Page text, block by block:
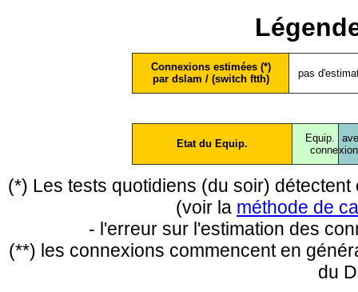
Connexions estimées (*)
par dslam / (switch ftth)
pas
Etat du Equip.
Equip.
conne
(*) Les tests quotidiens (du soir)
(voir la méthode de
- l'erreur sur l'estimation des
(**) les connexions commencent en
du